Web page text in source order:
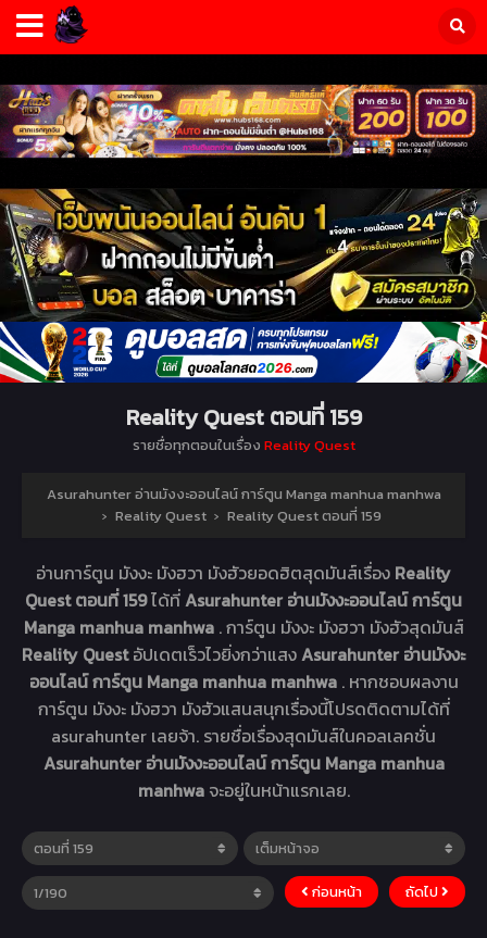
Reality Quest ตอนที่ 159
รายชื่อทุกตอนในเรื่อง Reality Quest
Asurahunter อ่านมังงะออนไลน์ การ์ตูน Manga manhua manhwa
› Reality Quest › Reality Quest ตอนที่ 159
อ่านการ์ตูน มังงะ มังฮวา มังฮัวยอดฮิตสุดมันส์เรื่อง Reality
Quest ตอนที่ 159ได้ที่Asurahunter อ่านมังงะออนไลน์ การ์ตูน
Manga manhua manhwa . การ์ตูน มังงะ มังฮวา มังฮัวสุดมันส์
Reality Questอัปเดตเร็วไวยิ่งกว่าแสงAsurahunter อ่านมังงะ
ออนไลน์ การ์ตูน Manga manhua manhwa . หากชอบผลงาน
การ์ตูน มังงะ มังฮวา มังฮัวแสนสนุกเรื่องนี้โปรดติดตามได้ที่
asurahunter เลยจ้า. รายชื่อเรื่องสุดมันส์ในคอลเลคชั่น
Asurahunter อ่านมังงะออนไลน์ การ์ตูน Manga manhua
manhwa จะอยู่ในหน้าแรกเลย.
ก่อนหน้า ถัดไป